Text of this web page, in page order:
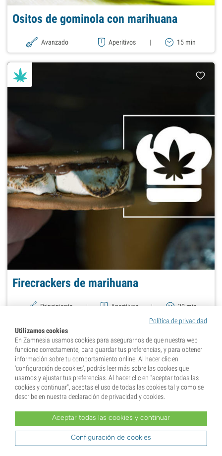
Ositos de gominola con marihuana
Avanzado | Aperitivos | 15 min
Firecrackers de marihuana
Principiante | Aperitivos |
20 min
Política de privacidad
Utilizamos cookies
En Zamnesia usamos cookies para asegurarnos de que nuestra web
funcione correctamente, para guardar tus preferencias, y para obtener
información sobre tu comportamiento online. Al hacer clic en
'configuración de cookies', podrás leer más sobre las cookies que
usamos y ajustar tus preferencias. Al hacer clic en "aceptar todas las
cookies y continuar", aceptas el uso de todas las cookies tal y como se
describe en nuestra declaración de privacidad y cookies.
Aceptar todas las cookies y continuar
Configuración de cookies